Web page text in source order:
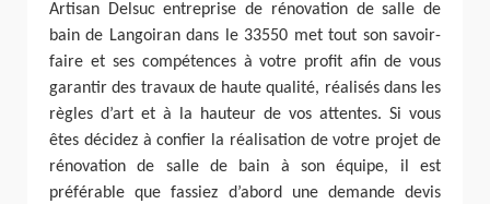
Artisan Delsuc entreprise de rénovation de salle de
bain de Langoiran dans le 33550 met tout son savoir-
faire et ses compétences à votre profit afin de vous
garantir des travaux de haute qualité, réalisés dans les
règles d’art et à la hauteur de vos attentes. Si vous
êtes décidez à confier la réalisation de votre projet de
rénovation de salle de bain à son équipe, il est
préférable que fassiez d’abord une demande devis